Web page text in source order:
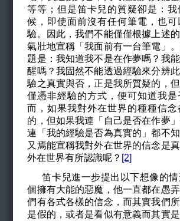
等等；但是笛卡兒的質疑卻是：
候，即使面前沒有任何筆電，也可
驗。因此，我們不能僅僅根據上述
氣壯地宣稱「我面前有一台筆電」
題是：我知道我不是在作夢嗎？我
醒嗎？我固然不能透過經驗來分辨
驗之真實與否，正是我所質疑的，
僅憑非經驗的方式，便可知道我是
而，如果我對外在世界的種種信
的，但如果我連「自己是否在作夢
連「我的經驗是否為真實的」都不
又焉能宣稱我對外在世界的信念是
外在世界有所認識呢？ [2]
笛卡兒進一步提出以下想像的
個擁有大能的惡魔，他一直都在愚
們有各式各樣的信念，而其實我們
是假的，或者是看似有意義而其實是